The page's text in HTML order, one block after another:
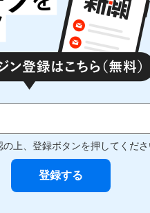
の上、登録ボタンを押してくださ